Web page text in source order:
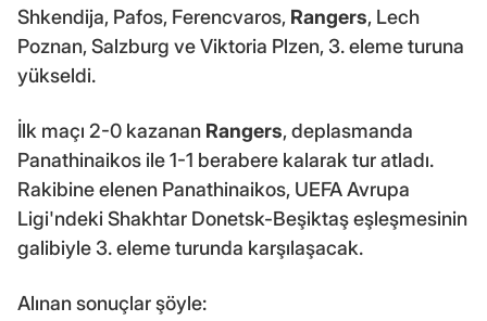
Shkendija, Pafos, Ferencvaros, Rangers, Lech
Poznan, Salzburg ve Viktoria Plzen, 3. eleme turuna
yükseldi.
İlk maçı 2-0 kazanan Rangers, deplasmanda
Panathinaikos ile 1-1 berabere kalarak tur atladı.
Rakibine elenen Panathinaikos, UEFA Avrupa
Ligi'ndeki Shakhtar Donetsk-Beşiktaş eşleşmesinin
galibiyle 3. eleme turunda karşılaşacak.
Alınan sonuçlar şöyle: